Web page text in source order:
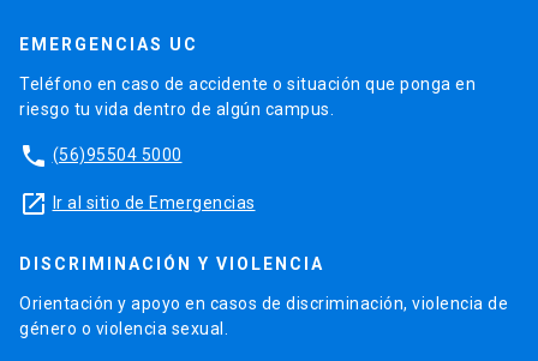
EMERGENCIAS UC
Teléfono en caso de accidente o situación que ponga en
riesgo tu vida dentro de algún campus.
phone (56)95504 5000
launch Ir al sitio de Emergencias
DISCRIMINACIÓN Y VIOLENCIA
Orientación y apoyo en casos de discriminación, violencia de
género o violencia sexual.